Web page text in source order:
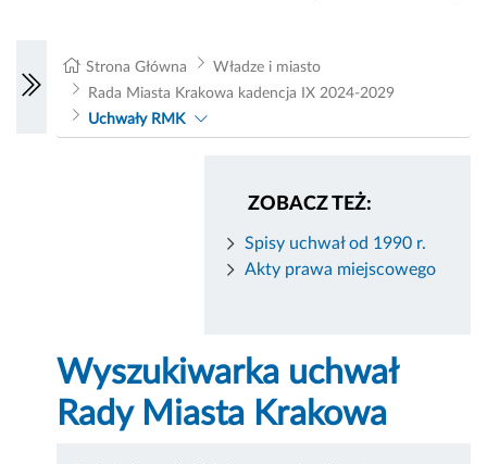
Strona Główna
Władze i miasto
Rada Miasta Krakowa kadencja IX 2024-2029
Uchwały RMK
ZOBACZ TEŻ:
Spisy uchwał od 1990 r.
Akty prawa miejscowego
Wyszukiwarka uchwał
Rady Miasta Krakowa